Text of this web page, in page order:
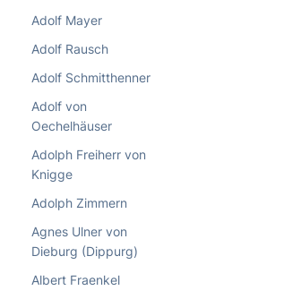
Adolf Mayer
Adolf Rausch
Adolf Schmitthenner
Adolf von
Oechelhäuser
Adolph Freiherr von
Knigge
Adolph Zimmern
Agnes Ulner von
Dieburg (Dippurg)
Albert Fraenkel